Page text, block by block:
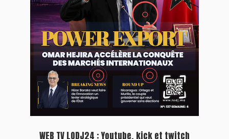
Inscription à la newsletter
Plus d'informations sur cette page :